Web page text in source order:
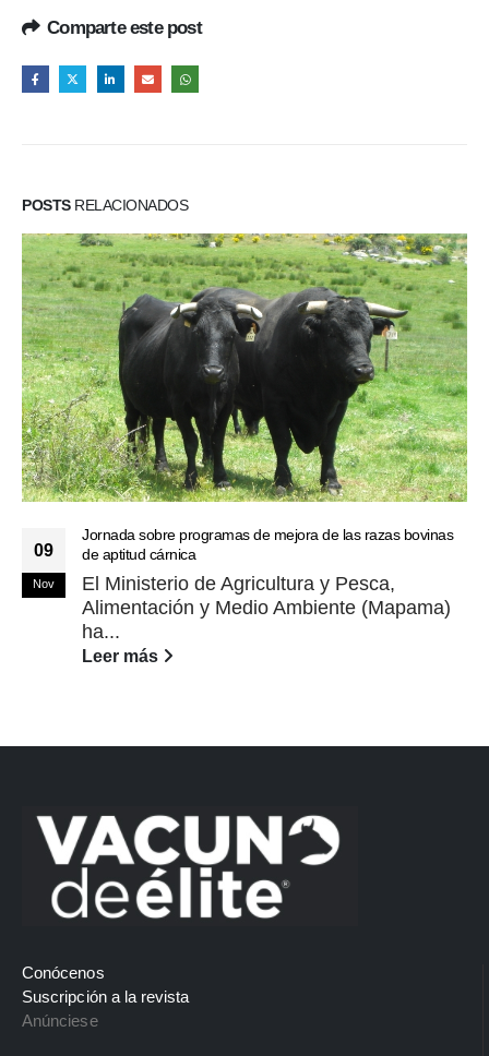
Comparte este post
POSTSRELACIONADOS
09
Nov
Jornada sobre programas de mejora de las razas bovinas
de aptitud cárnica
El Ministerio de Agricultura y Pesca,
Alimentación y Medio Ambiente (Mapama)
ha...
Leer más
Conócenos
Suscripción a la revista
Anúnciese